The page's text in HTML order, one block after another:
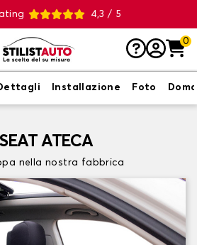
4,3 / 5
0
Installazione Foto
ATECA
nella nostra fabbrica